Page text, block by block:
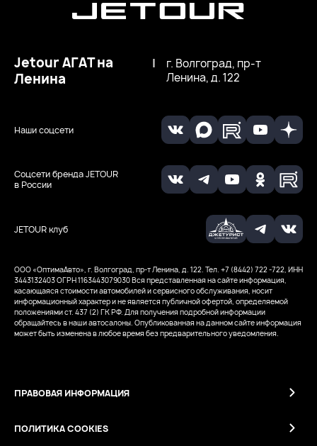
JETOUR клуб
Соцсети бренда JETOUR
в России
Наши соцсети
Jetour АГАТ на
Ленина
|
г. Волгоград, пр-т
Ленина, д. 122
ООО «ОптимаАвто», г. Волгоград, пр-т Ленина, д. 122. Тел. +7 (8442) 722 -722, ИНН
3443132403ОГРН 1163443079030Вся представленная на сайте информация,
касающаяся стоимости автомобилей и сервисного обслуживания, носит
информационный характер и не является публичной офертой, определяемой
положениями ст. 437 (2) ГК РФ. Для получения подробной информации
обращайтесь в наши автосалоны. Опубликованная на данном сайте информация
может быть изменена в любое время без предварительного уведомления.
ПРАВОВАЯ ИНФОРМАЦИЯ
ПОЛИТИКА COOKIES